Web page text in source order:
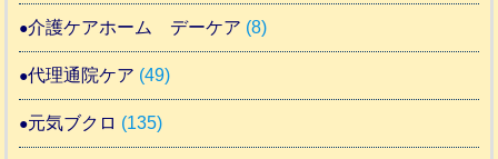
介護ケアホーム デーケア (8)
代理通院ケア (49)
元気ブクロ (135)